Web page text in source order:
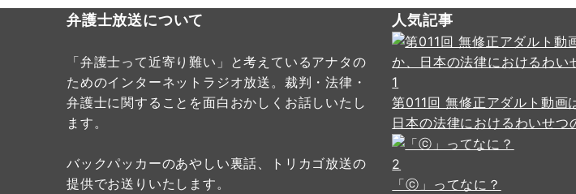
弁護士放送について
「弁護士って近寄り難い」と考えているアナタの
ためのインターネットラジオ放送。裁判・法律・
弁護士に関することを面白おかしくお話しいたし
ます。
バックパッカーのあやしい裏話、トリカゴ放送の
提供でお送りいたします。
人気記事
1
第011回 無修正アダルト動画
日本の法律におけるわいせつ
2
「ⓒ」ってなに？